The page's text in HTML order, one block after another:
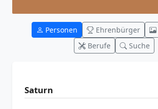
Personen Ehrenbürger
Berufe
Suche
Saturn